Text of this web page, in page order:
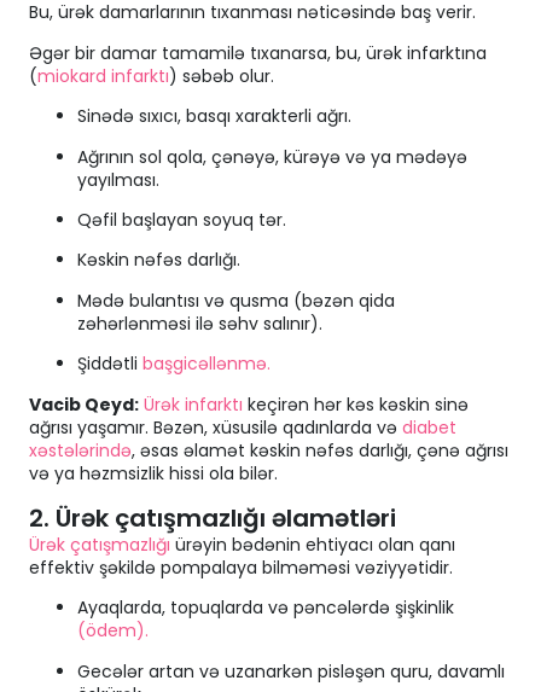
Bu, ürək damarlarının tıxanması nəticəsində baş verir.
Əgər bir damar tamamilə tıxanarsa, bu, ürək infarktına
(miokard infarktı) səbəb olur.
Sinədə sıxıcı, basqı xarakterli ağrı.
Ağrının sol qola, çənəyə, kürəyə və ya mədəyə
yayılması.
Qəfil başlayan soyuq tər.
Kəskin nəfəs darlığı.
Mədə bulantısı və qusma (bəzən qida
zəhərlənməsi ilə səhv salınır).
Şiddətli başgicəllənmə.
Vacib Qeyd: Ürək infarktı keçirən hər kəs kəskin sinə
ağrısı yaşamır. Bəzən, xüsusilə qadınlarda və diabet
xəstələrində, əsas əlamət kəskin nəfəs darlığı, çənə ağrısı
və ya həzmsizlik hissi ola bilər.
2. Ürək çatışmazlığı əlamətləri
Ürək çatışmazlığı ürəyin bədənin ehtiyacı olan qanı
effektiv şəkildə pompalaya bilməməsi vəziyyətidir.
Ayaqlarda, topuqlarda və pəncələrdə şişkinlik
(ödem).
Gecələr artan və uzanarkən pisləşən quru, davamlı